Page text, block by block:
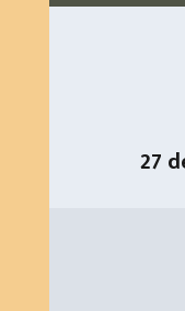
27